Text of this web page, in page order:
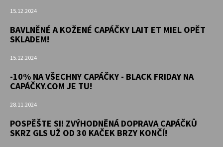
15.12.2024
BAVLNĚNÉ A KOŽENÉ CAPÁČKY LAIT ET MIEL OPĚT
SKLADEM!
15.12.2024
-10% NA VŠECHNY CAPÁČKY - BLACK FRIDAY NA
CAPÁČKY.COM JE TU!
28.11.2024
POSPĚŠTE SI! ZVÝHODNĚNÁ DOPRAVA CAPÁČKŮ
SKRZ GLS UŽ OD 30 KAČEK BRZY KONČÍ!